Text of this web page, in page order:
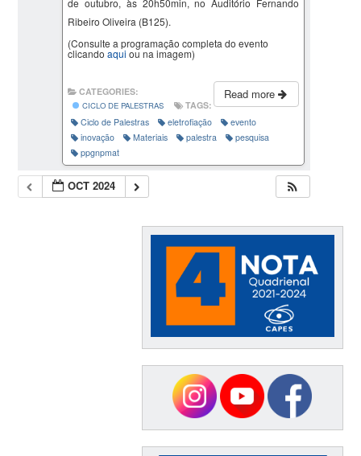
Ribeiro Oliveira (B125).
(Consulte a programação completa do evento
clicandoaqui ou na imagem)
Read more
CATEGORIES:
CICLO DE PALESTRAS
TAGS:
Ciclo de Palestras
eletrofiação
evento
inovação
Materiais palestra
pesquisa
ppgnpmat
OCT 2024